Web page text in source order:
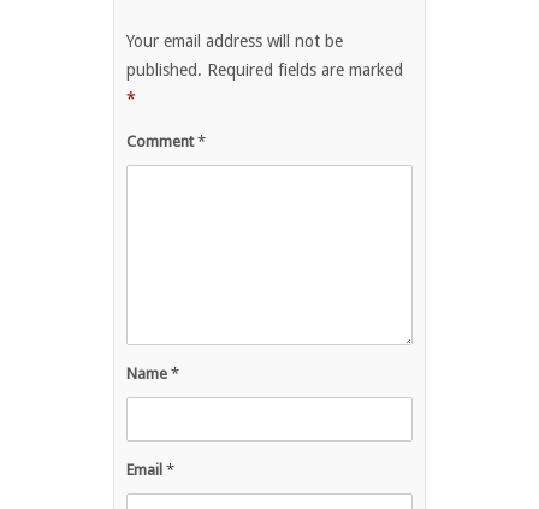
Your email address will not be
published. Required fields are marked
*
Comment*
Name *
Email *